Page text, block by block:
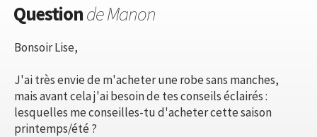
Questionde Manon
Bonsoir Lise,
J'ai très envie de m'acheter une robe sans manches,
mais avant cela j'ai besoin de tes conseils éclairés :
lesquelles me conseilles-tu d'acheter cette saison
printemps/été ?